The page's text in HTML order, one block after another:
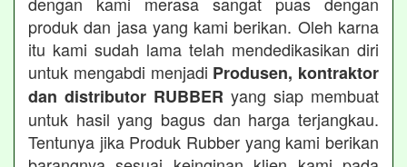
produk dan jasa yang kami berikan. Oleh karna
itu kami sudah lama telah mendedikasikan diri
untuk mengabdi menjadi Produsen, kontraktor
dan distributor RUBBER yang siap membuat
untuk hasil yang bagus dan harga terjangkau.
Tentunya jika Produk Rubber yang kami berikan